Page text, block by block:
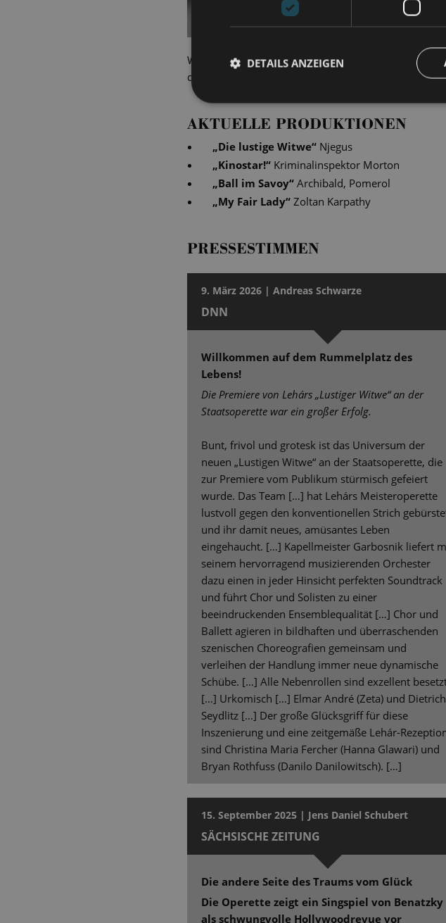
Während unserer Vorstellungen entstanden
den Moment fing Lutz Michen authentische und
AKTUELLE PRODUKTIONEN
„Die lustige Witwe“ Njegus
„Kinostar!“ Kriminalinspektor Morton
„Ball im Savoy“ Archibald, Pomerol
„My Fair Lady“ Zoltan Karpathy
PRESSESTIMMEN
9. März 2026 | Andreas Schwarze
DNN
Willkommen auf dem Rummelplatz des
Lebens!
Die Premiere von Lehárs „Lustiger Witwe“ an der
Staatsoperette war ein großer Erfolg.
Bunt, frivol und grotesk ist das Universum der
neuen „Lustigen Witwe“ an der Staatsoperette, die
zur Premiere vom Publikum stürmisch gefeiert
wurde. Das Team […] hat Lehárs Meisteroperette
lustvoll gegen den konventionellen Strich
und ihr damit neues, amüsantes Leben
eingehaucht. […] Kapellmeister Garbosnik liefert
seinem hervorragend musizierenden Orchester
dazu einen in jeder Hinsicht perfekten Soundtrack
und führt Chor und Solisten zu einer
beeindruckenden Ensemblequalität […] Chor und
Ballett agieren in bildhaften und überraschenden
szenischen Choreografien gemeinsam und
verleihen der Handlung immer neue dynamische
Schübe. […] Alle Nebenrollen sind exzellent
[…] Urkomisch […] Elmar André (Zeta) und Dietrich
Seydlitz […] Der große Glücksgriff für diese
Inszenierung und eine zeitgemäße Lehár-
sind Christina Maria Fercher (Hanna Glawari) und
Bryan Rothfuss (Danilo Danilowitsch). […]
15. September 2025 | Jens Daniel Schubert
SÄCHSISCHE ZEITUNG
Die andere Seite des Traums vom Glück
Die Operette zeigt ein Singspiel von Benatzky
als schwungvolle Hollywoodrevue vor
DETAILS ANZEIGEN